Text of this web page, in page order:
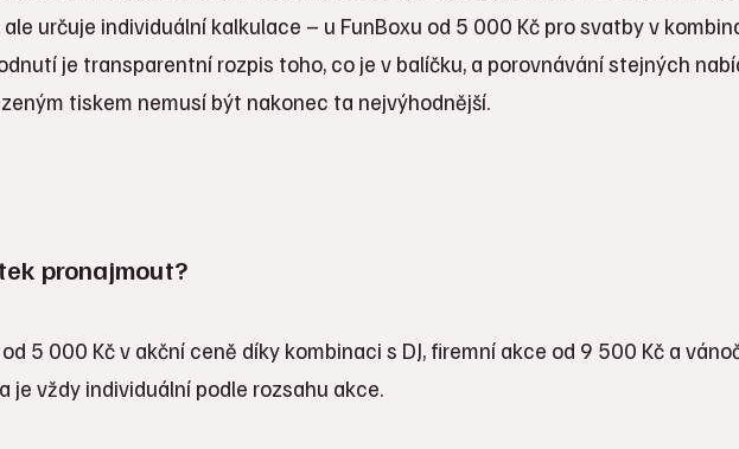
určuje individuální kalkulace – u FunBoxu od 5 000 Kč pro svatby v
je transparentní rozpis toho, co je v balíčku, a porovnávání stejných
tiskem nemusí být nakonec ta nejvýhodnější.
pronajmout?
5 000 Kč v akční ceně díky kombinaci s DJ, firemní akce od 9 500 Kč a
je vždy individuální podle rozsahu akce.